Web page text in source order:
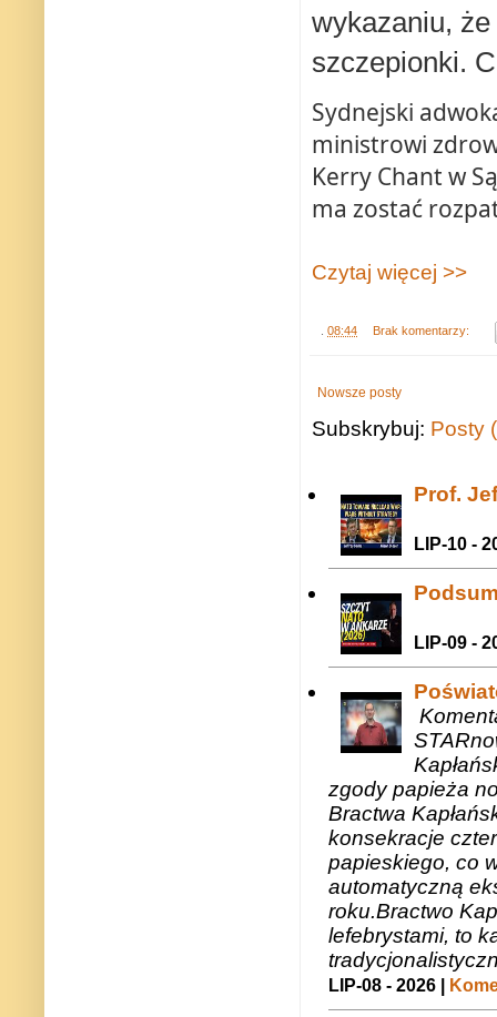
wykazaniu,
szczepionki.
Sydnejski
ministrowi
Kerry Chant w
ma zostać
Czytaj więcej >>
08:44 Brak komentarzy:
Nowsze posty
Subskrybuj: Posty
Prof.
LIP-10 -
LIP-09 -
zgody papieża
Bractwa
konsekracje
papieskiego, co
automatyczną
roku.Bractwo
lefebrystami, to
LIP-08 - 2026 |